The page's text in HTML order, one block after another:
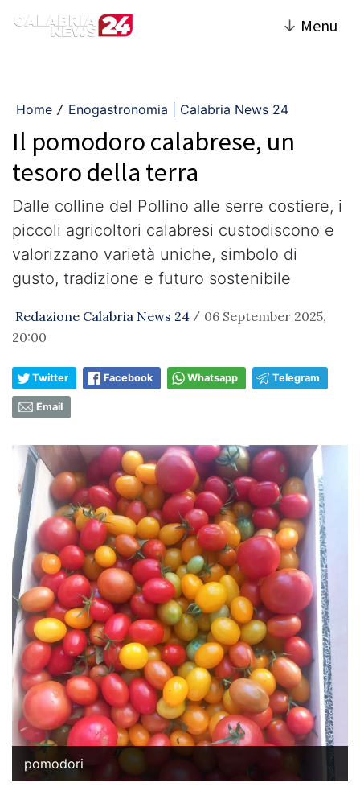
↓ Menu
Home / Enogastronomia | Calabria News 24
Il pomodoro calabrese, un
tesoro della terra
Dalle colline del Pollino alle serre costiere, i
piccoli agricoltori calabresi custodiscono e
valorizzano varietà uniche, simbolo di
gusto, tradizione e futuro sostenibile
Redazione Calabria News 24 / 06 September 2025,
20:00
Twitter Facebook Whatsapp Telegram
Email
pomodori